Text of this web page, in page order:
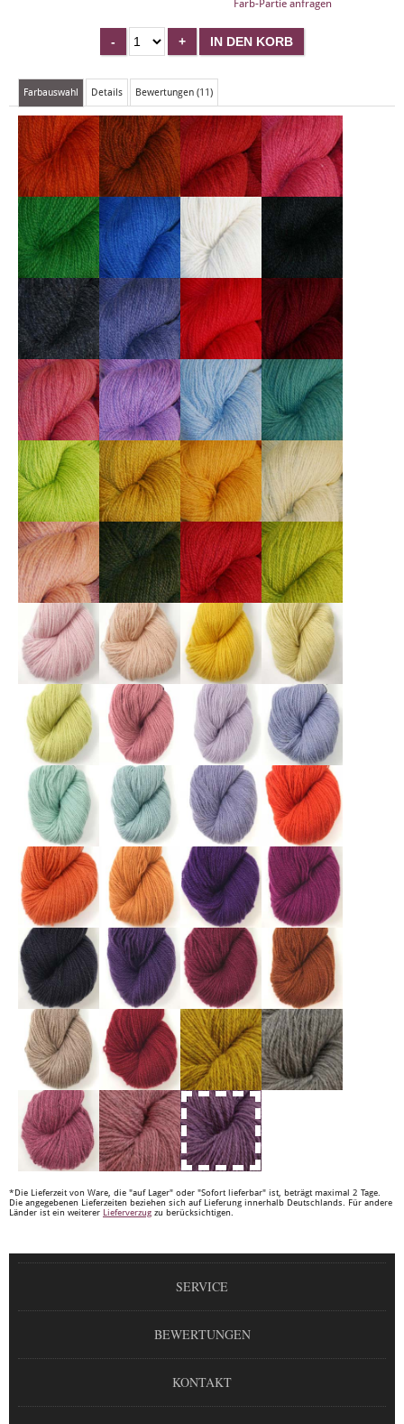
Farb-Partie anfragen
Farbauswahl Details Bewertungen (11)
*Die Lieferzeit von Ware, die "auf Lager" oder "Sofort lieferbar" ist, beträgt maximal 2 Tage.
Die angegebenen Lieferzeiten beziehen sich auf Lieferung innerhalb Deutschlands. Für andere
Länder ist ein weiterer Lieferverzug zu berücksichtigen.
SERVICE
BEWERTUNGEN
KONTAKT